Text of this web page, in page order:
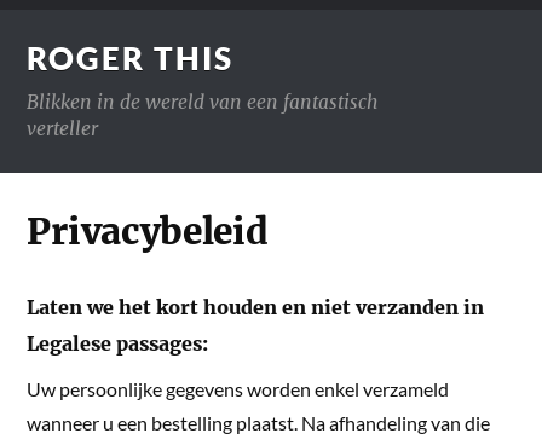
ROGER THIS
Blikken in de wereld van een fantastisch
verteller
Privacybeleid
Laten we het kort houden en niet verzanden in
Legalese passages:
Uw persoonlijke gegevens worden enkel verzameld
wanneer u een bestelling plaatst. Na afhandeling van die